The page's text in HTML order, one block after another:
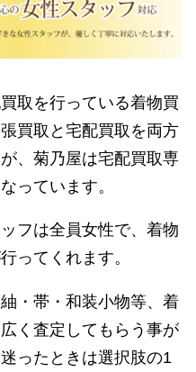
取を行っている着物買
買取と宅配買取を両方
、菊乃屋は宅配買取専
っています。
フは全員女性で、着物
ってくれます。
・帯・和装小物等、着
く査定してもらう事が
ったときは選択肢の1